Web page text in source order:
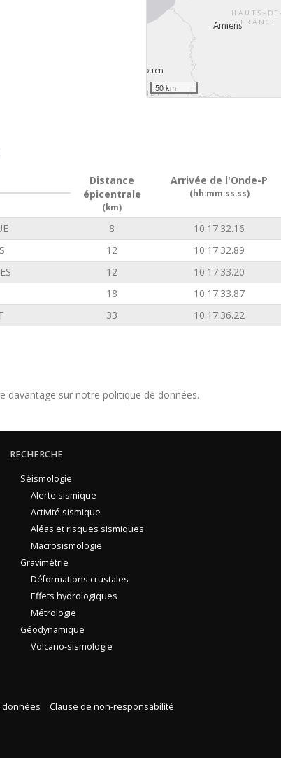
50 km
Distance
épicentrale
(km)
Arrivée de l'Onde-P
(hh:mm:ss.ss)
8 10:17:32.16
12 10:17:32.89
12 10:17:33.20
18 10:17:33.87
33 10:17:36.22
davantage sur notre politique de données.
RECHERCHE
Séismologie
Alerte sismique
Activité sismique
Aléas et risques sismiques
Macrosismologie
Gravimétrie
Déformations crustales
Effets hydrologiques
Métrologie
Géodynamique
Volcano-sismologie
données
Clause de non-responsabilité